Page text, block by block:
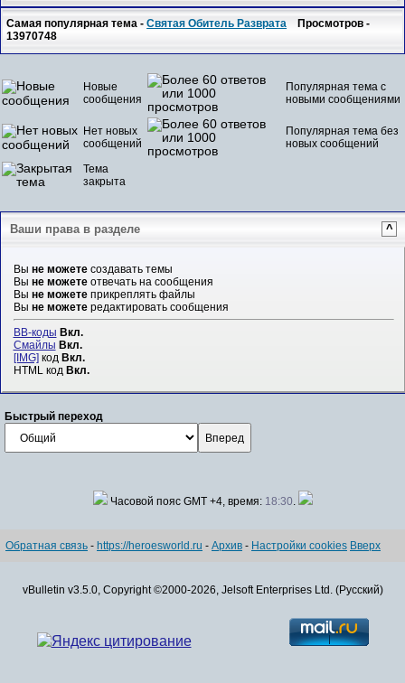
Самая популярная тема -Святая Обитель Разврата Просмотров -
13970748
Новые
сообщения
Популярная тема с
новыми сообщениями
Нет новых
сообщений
Популярная тема без
новых сообщений
Тема
закрыта
Ваши права в разделе ^
Вы не можетесоздавать темы
Вы не можетеотвечать на сообщения
Вы не можетеприкреплять файлы
Вы не можетередактировать сообщения
BB-коды Вкл.
Смайлы Вкл.
[IMG]код Вкл.
HTML код Вкл.
Быстрый переход
Часовой пояс GMT +4, время: 18:30.
Обратная связь - https://heroesworld.ru - Архив - Настройки cookies Вверх
vBulletin v3.5.0, Copyright ©2000-2026, Jelsoft Enterprises Ltd. (Русский)